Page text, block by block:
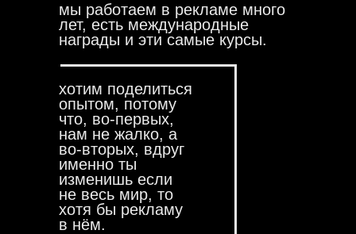
мы работаем в рекламе много
лет, есть международные
награды и эти самые курсы.
хотим поделиться
опытом, потому
что, во-первых,
нам не жалко, а
во-вторых, вдруг
именно ты
изменишь если
не весь мир, то
хотя бы рекламу
в нём.